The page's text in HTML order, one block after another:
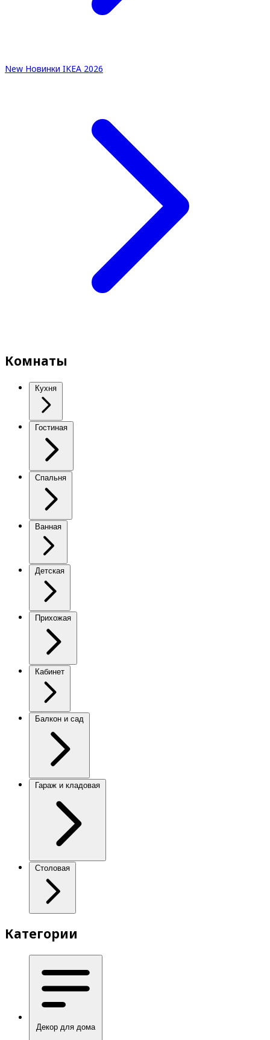
New Новинки IKEA 2026
Комнаты
Кухня
Гостиная
Спальня
Ванная
Детская
Прихожая
Кабинет
Балкон и сад
Гараж и кладовая
Столовая
Категории
Декор для дома